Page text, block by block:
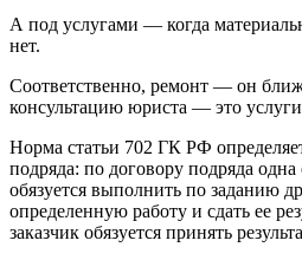
А под услугами — когда
нет.
Соответственно, ремонт — он
консультацию юриста — это
Норма статьи 702 ГК РФ
подряда: по договору подряда
обязуется выполнить по заданию
определенную работу и сдать ее
заказчик обязуется принять